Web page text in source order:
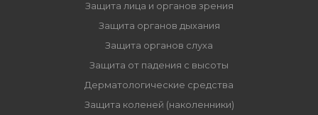
Защита лица и органов зрения
Защита органов дыхания
Защита органов слуха
Защита от падения с высоты
Дерматологические средства
Защита коленей (наколенники)